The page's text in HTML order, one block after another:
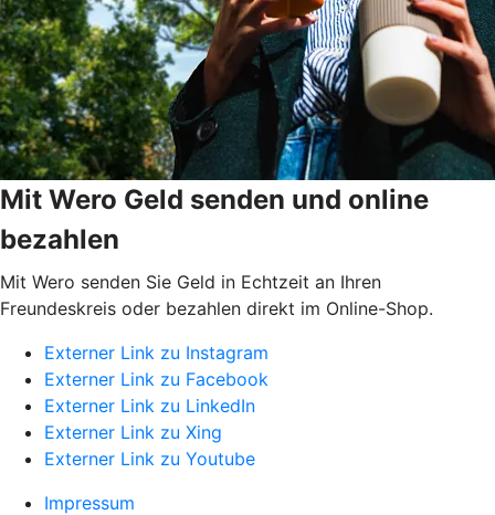
Mit Wero Geld senden und online
bezahlen
Mit Wero senden Sie Geld in Echtzeit an Ihren
Freundeskreis oder bezahlen direkt im Online-Shop.
Externer Link zu Instagram
Externer Link zu Facebook
Externer Link zu LinkedIn
Externer Link zu Xing
Externer Link zu Youtube
Impressum